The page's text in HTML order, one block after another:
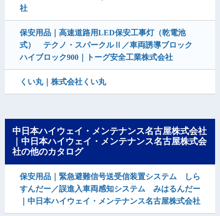
社
保安用品｜高速道路用LED保安工事灯（乾電池
式） テクノ・スパークルⅡ／車両誘導ブロック
ハイブロック900｜トーグ安全工業株式会社
くい丸｜株式会社くい丸
中日本ハイウェイ・メンテナンス名古屋株式会社
｜中日本ハイウェイ・メンテナンス名古屋株式会
社の他のカタログ
保安用品｜緊急避難信号送受信装置システム しら
すんだー／誤進入車両感知システム みはるんだー
｜中日本ハイウェイ・メンテナンス名古屋株式会社